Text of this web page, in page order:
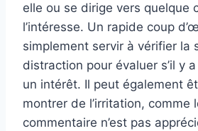
elle ou se dirige vers quelque
l’intéresse. Un rapide coup
simplement servir à vérifier la
distraction pour évaluer s’il y
un intérêt. Il peut également
montrer de l’irritation, comme
commentaire n’est pas